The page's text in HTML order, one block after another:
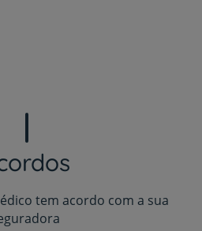
tem acordo com a sua